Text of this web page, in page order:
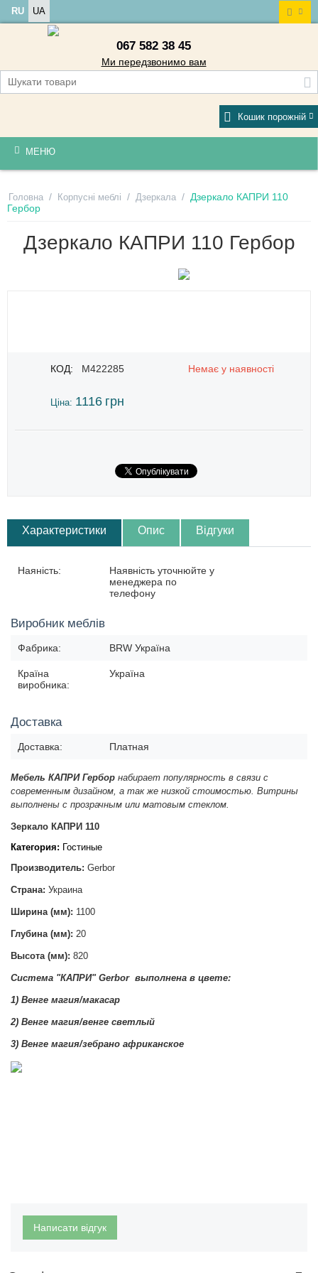
RU UA
067 582 38 45
Ми передзвонимо вам
Кошик порожній
МЕНЮ
Головна / Корпусні меблі / Дзеркала / Дзеркало КАПРИ 110
Гербор
Дзеркало КАПРИ 110 Гербор
КОД: M422285 Немає у наявності
Ціна: 1116 грн
Характеристики Опис Відгуки
Наяність:
Наявність уточнюйте у
менеджера по
телефону
Виробник меблів
Фабрика: BRW Україна
Країна
виробника:
Україна
Доставка
Доставка: Платная
Мебель КАПРИ Гербор набирает популярность в связи с
современным дизайном, а так же низкой стоимостью. Витрины
выполнены с прозрачным или матовым стеклом.
Зеркало КАПРИ 110
Категория: Гостиные
Производитель: Gerbor
Страна: Украина
Ширина (мм): 1100
Глубина (мм): 20
Высота (мм): 820
Система "КАПРИ" Gerborвыполнена в цвете:
1) Венге магия/макасар
2) Венге магия/венге светлый
3) Венге магия/зебрано африканское
Написати відгук